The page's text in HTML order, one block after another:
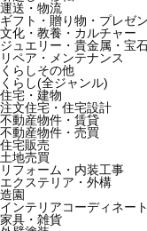
運送・物流
ギフト・贈り物・プレゼ
文化・教養・カルチャー
ジュエリー・貴金属・宝
リペア・メンテナンス
くらしその他
くらし(全ジャンル)
住宅・建物
注文住宅・住宅設計
不動産物件・賃貸
不動産物件・売買
住宅販売
土地売買
リフォーム・内装工事
エクステリア・外構
造園
インテリアコーディネート
家具・雑貨